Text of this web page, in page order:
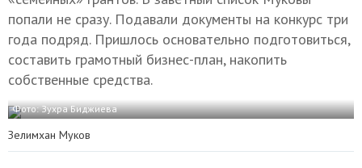
попали не сразу. Подавали документы на конкурс три
года подряд. Пришлось основательно подготовиться,
составить грамотный бизнес-план, накопить
собственные средства.
Фото: Зухра Биджиева
Зелимхан Муков